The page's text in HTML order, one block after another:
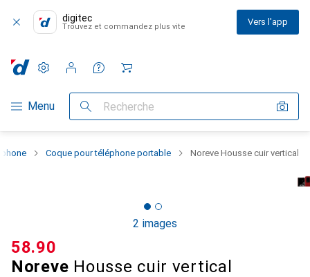
digitec
Trouvez et commandez plus vite Vers l'app
Navigation par catégorie
Menu Recherche
Paramètres
Compte client
Listes de comparaison
Listes d'envies
Panier
Coque pour téléphone portable Noreve Housse cuir vertical
2 images
Noreve Housse cuir vertical
CHF
58.90